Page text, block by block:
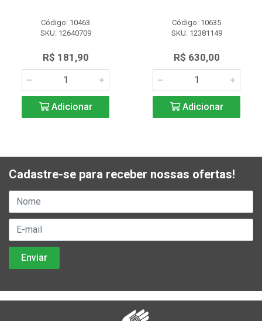
Código: 10463
SKU: 12640709
R$ 181,90
Adicionar
Código: 10635
SKU: 12381149
R$ 630,00
Adicionar
Cadastre-se para receber nossas ofertas!